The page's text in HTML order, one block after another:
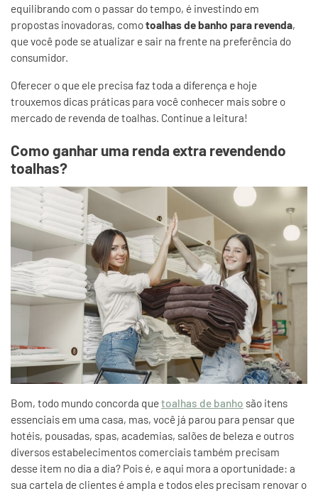
equilibrando com o passar do tempo, é investindo em
propostas inovadoras, comotoalhas de banho para revenda,
que você pode se atualizar e sair na frente na preferência do
consumidor.
Oferecer o que ele precisa faz toda a diferença e hoje
trouxemos dicas práticas para você conhecer mais sobre o
mercado de revenda de toalhas. Continue a leitura!
Como ganhar uma renda extra revendendo
toalhas?
Bom, todo mundo concorda quetoalhas de banho são itens
essenciais em uma casa, mas, você já parou para pensar que
hotéis, pousadas, spas, academias, salões de beleza e outros
diversos estabelecimentos comerciais também precisam
desse item no dia a dia? Pois é, e aqui mora a oportunidade: a
sua cartela de clientes é ampla e todos eles precisam renovar o